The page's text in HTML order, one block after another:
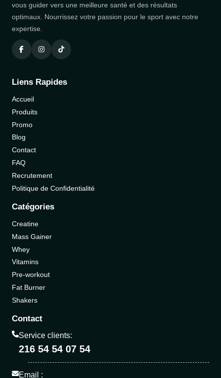
vous guider vers une meilleure santé et des résultats
optimaux. Nourrissez votre passion pour le sport avec notre
expertise.
Liens Rapides
Accueil
Produits
Promo
Blog
Contact
FAQ
Recrutement
Politique de Confidentialité
Catégories
Creatine
Mass Gainer
Whey
Vitamins
Pre-workout
Fat Burner
Shakers
Contact
Service clients:
216 54 54 07 54
Email :